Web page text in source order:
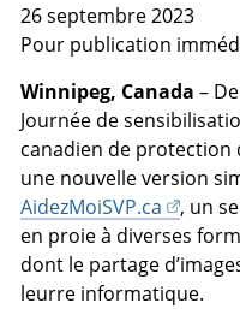
26 septembre 2023
Pour publication
Winnipeg, Canada –
Journée de
canadien de protection
une nouvelle version
AidezMoiSVP.ca
, un
en proie à diverses
dont le partage
leurre informatique.